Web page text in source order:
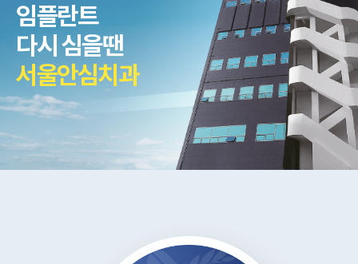
임플란트
다시 심을땐
서울안심치과